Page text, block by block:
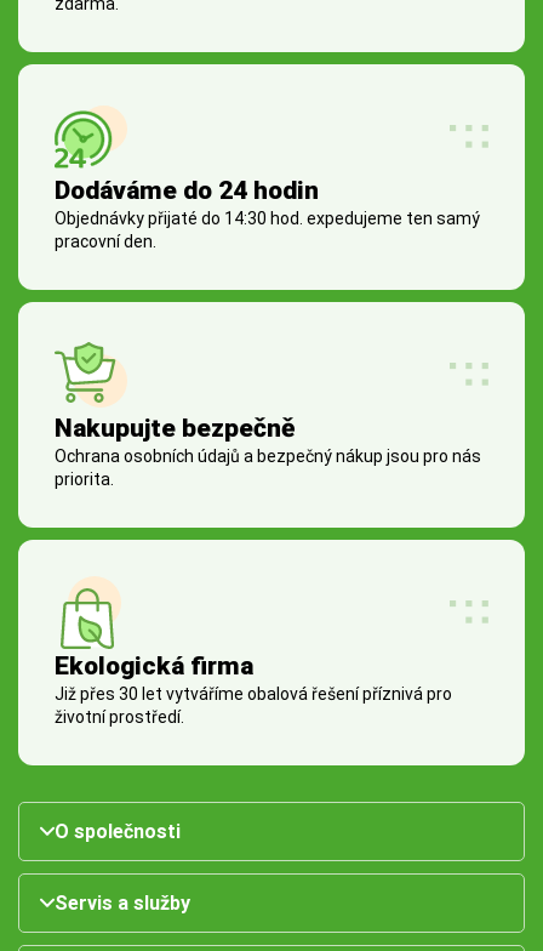
Dodáváme do 24 hodin
Objednávky přijaté do 14:30 hod. expedujeme ten samý
pracovní den.
Nakupujte bezpečně
Ochrana osobních údajů a bezpečný nákup jsou pro nás
priorita.
Ekologická firma
Již přes 30 let vytváříme obalová řešení příznivá pro
životní prostředí.
O společnosti
Servis a služby